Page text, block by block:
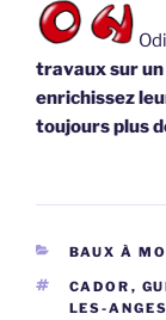
travaux sur un
enrichissez
toujours plus
BAUX À
CADOR ,
LES-ANGES